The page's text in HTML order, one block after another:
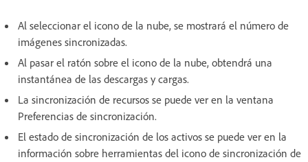
Al seleccionar el icono de la nube, se mostrará el número de
imágenes sincronizadas.
Al pasar el ratón sobre el icono de la nube, obtendrá una
instantánea de las descargas y cargas.
La sincronización de recursos se puede ver en la ventana
Preferencias de sincronización.
El estado de sincronización de los activos se puede ver en la
información sobre herramientas del icono de sincronización de